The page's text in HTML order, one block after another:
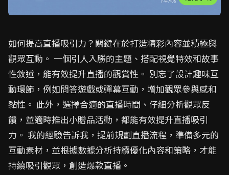
如何提高直播吸引力？關鍵在於打造精彩內容並積極與
觀眾互動。 一個引人入勝的主題、搭配視覺特效和故事
性敘述，能有效提升直播的觀賞性。 別忘了設計趣味互
動環節，例如問答遊戲或彈幕互動，增加觀眾參與感和
黏性。 此外，選擇合適的直播時間、仔細分析觀眾反
饋，並適時推出小贈品活動，都能有效提升直播吸引
力。 我的經驗告訴我，提前規劃直播流程，準備多元的
互動素材，並根據數據分析持續優化內容和策略，才能
持續吸引觀眾，創造爆款直播。